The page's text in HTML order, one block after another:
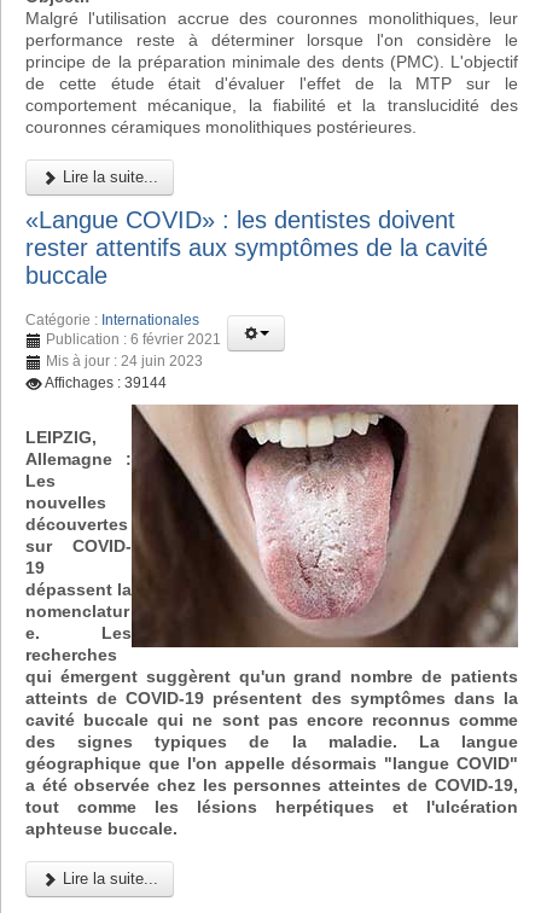
Malgré l'utilisation accrue des couronnes monolithiques, leur
performance reste à déterminer lorsque l'on considère le
principe de la préparation minimale des dents (PMC). L'objectif
de cette étude était d'évaluer l'effet de la MTP sur le
comportement mécanique, la fiabilité et la translucidité des
couronnes céramiques monolithiques postérieures.
Lire la suite...
«Langue COVID» : les dentistes doivent
rester attentifs aux symptômes de la cavité
buccale
Catégorie : Internationales
Publication : 6 février 2021
Mis à jour : 24 juin 2023
Affichages : 39144
LEIPZIG,
Allemagne :
Les
nouvelles
découvertes
sur COVID-
19
dépassent la
nomenclatur
e. Les
recherches
qui émergent suggèrent qu'un grand nombre de patients
atteints de COVID-19 présentent des symptômes dans la
cavité buccale qui ne sont pas encore reconnus comme
des signes typiques de la maladie. La langue
géographique que l'on appelle désormais "langue COVID"
a été observée chez les personnes atteintes de COVID-19,
tout comme les lésions herpétiques et l'ulcération
aphteuse buccale.
Lire la suite...